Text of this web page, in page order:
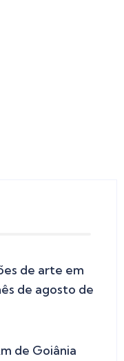
de arte em
de agosto de
de Goiânia